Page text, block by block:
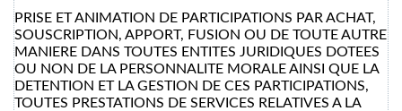
PRISE ET ANIMATION DE PARTICIPATIONS PAR ACHAT,
SOUSCRIPTION, APPORT, FUSION OU DE TOUTE AUTRE
MANIERE DANS TOUTES ENTITES JURIDIQUES DOTEES
OU NON DE LA PERSONNALITE MORALE AINSI QUE LA
DETENTION ET LA GESTION DE CES PARTICIPATIONS,
TOUTES PRESTATIONS DE SERVICES RELATIVES A LA